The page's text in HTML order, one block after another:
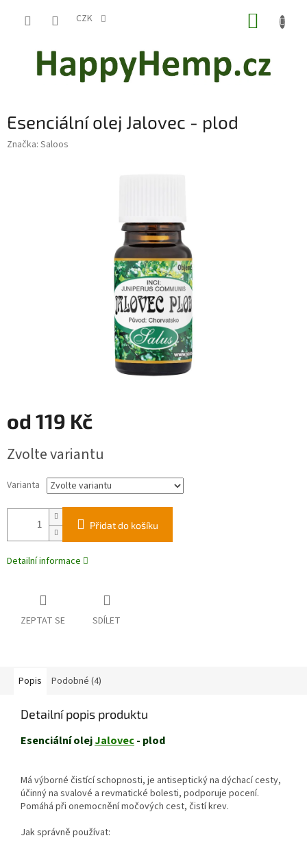
CZK
Esenciální olej Jalovec - plod
Značka: Saloos
od 119 Kč
cena:
Zvolte variantu
Varianta
Přidat do košíku
Detailní informace
ZEPTAT SE SDÍLET
Popis Podobné (4)
Detailní popis produktu
Esenciální olejJalovec- plod
Má výborné čistící schopnosti, je antiseptický na dýchací cesty,
účinný na svalové a revmatické bolesti, podporuje pocení.
Pomáhá při onemocnění močových cest, čistí krev.
Jak správně používat: